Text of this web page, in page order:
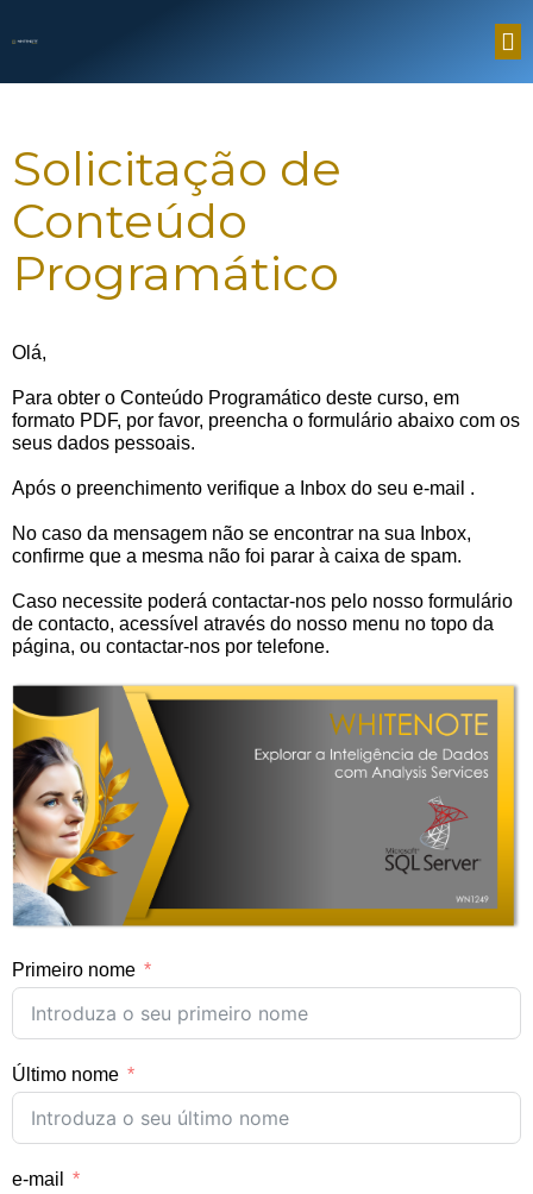
Solicitação de
Conteúdo
Programático
Olá,
Para obter o Conteúdo Programático deste curso, em
formato PDF, por favor, preencha o formulário abaixo com os
seus dados pessoais.
Após o preenchimento verifique a Inbox do seu e-mail .
No caso da mensagem não se encontrar na sua Inbox,
confirme que a mesma não foi parar à caixa de spam.
Caso necessite poderá contactar-nos pelo nosso formulário
de contacto, acessível através do nosso menu no topo da
página, ou contactar-nos por telefone.
Primeiro nome
Último nome
e-mail